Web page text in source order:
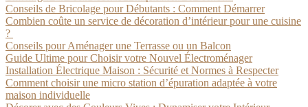
Conseils de Bricolage pour Débutants : Comment Démarrer
Combien coûte un service de décoration d’intérieur pour une cuisine
?
Conseils pour Aménager une Terrasse ou un Balcon
Guide Ultime pour Choisir votre Nouvel Électroménager
Installation Électrique Maison : Sécurité et Normes à Respecter
Comment choisir une micro station d’épuration adaptée à votre
maison individuelle